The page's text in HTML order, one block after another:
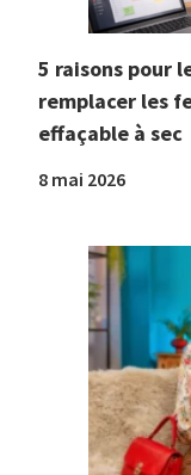
5 raisons pour
remplacer les
effaçable à sec
8 mai 2026